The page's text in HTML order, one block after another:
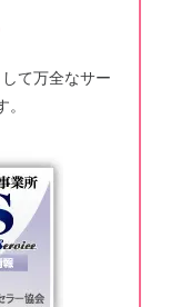
て万全なサー